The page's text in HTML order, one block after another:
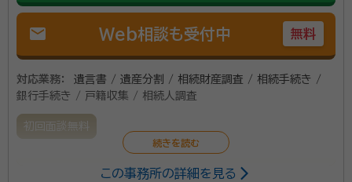
mail Web相談も受付中 無料
対応業務：
遺言書 / 遺産分割 / 相続財産調査 / 相続手続き /
銀行手続き / 戸籍収集 / 相続人調査
初回面談無料
代表は保険会社出身で行政書士や宅建等の資格保有者
この事務所の詳細を見る